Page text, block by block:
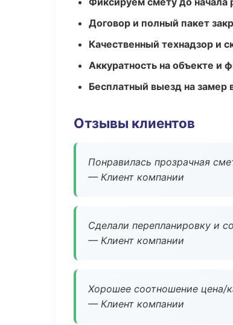
Договор и полный пакет
Качественный технадзор и
Аккуратность на объекте и
Бесплатный выезд на замер
Отзывы клиентов
Понравилась прозрачная
— Клиент компании
Сделали перепланировку и
— Клиент компании
Хорошее соотношение цена/
— Клиент компании